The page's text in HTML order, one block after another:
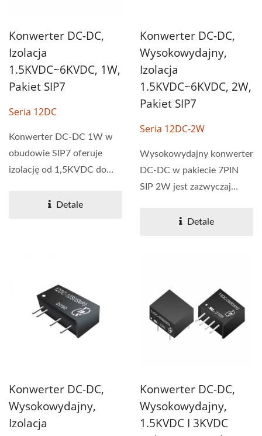
Konwerter DC-DC,
Izolacja
1.5KVDC~6KVDC, 1W,
Pakiet SIP7
Seria 12DC
Konwerter DC-DC 1W w
obudowie SIP7 oferuje
izolację od 1,5KVDC do
bezpieczną...Detale
Konwerter DC-DC,
Wysokowydajny,
Izolacja
1.5KVDC~6KVDC, 2W,
Pakiet SIP7
Seria 12DC-2W
Wysokowydajny konwerter
DC-DC w pakiecie 7PIN
SIP 2W jest zazwyczaj
Detale
Konwerter DC-DC,
Wysokowydajny,
Izolacja
Konwerter DC-DC,
Wysokowydajny,
1.5KVDC I 3KVDC